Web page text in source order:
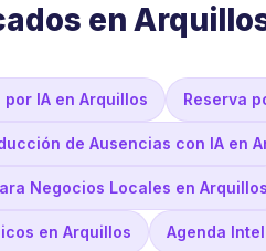
en
IA en Arquillos Reserva
de Ausencias con IA en
Negocios Locales en
en Arquillos Agenda